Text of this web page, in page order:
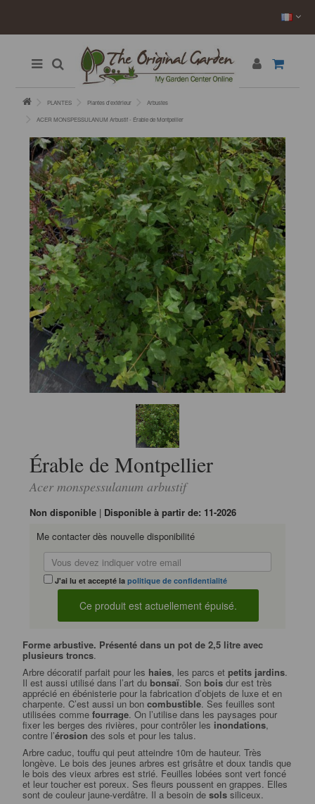
PLANTES Plantes d’extérieur Arbustes
ACER MONSPESSULANUM Arbustif - Érable de Montpellier
Érable de Montpellier
Acer monspessulanum arbustif
Non disponible | Disponible à partir de: 11-2026
Me contacter dès nouvelle disponibilité
J'ai lu et accepté lapolitique de confidentialité
Forme arbustive. Présenté dans un pot de 2,5 litre avec
plusieurs troncs.
Arbre décoratif parfait pour les haies, les parcs etpetits jardins.
Il est aussi utilisé dans l’art dubonsaï. Sonbois dur est très
apprécié en ébénisterie pour la fabrication d’objets de luxe et en
charpente. C’est aussi un boncombustible. Ses feuilles sont
utilisées commefourrage. On l’utilise dans les paysages pour
fixer les berges des rivières, pour contrôler les inondations,
contre l’érosion des sols et pour les talus.
Arbre caduc, touffu qui peut atteindre 10m de hauteur. Très
longève. Le bois des jeunes arbres est grisâtre et doux tandis que
le bois des vieux arbres est strié. Feuilles lobées sont vert foncé
et leur toucher est poreux. Ses fleurs poussent en grappes. Elles
sont de couleur jaune-verdâtre. Il a besoin desols siliceux.